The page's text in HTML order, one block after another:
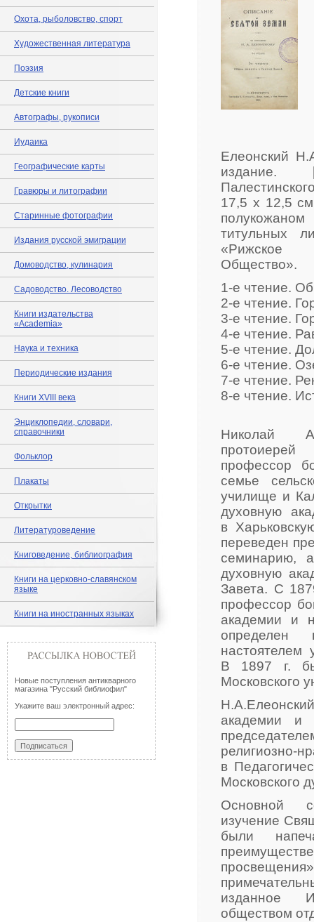
Охота, рыболовство, спорт
Художественная литература
Поэзия
Детские книги
Автографы, рукописи
Иудаика
Географические карты
Гравюры и литографии
Старинные фотографии
Издания русской эмиграции
Домоводство, кулинария
Садоводство. Лесоводство
Книги издательства
«Academia»
Наука и техника
Периодические издания
Книги XVIII века
Энциклопедии, словари,
справочники
Фольклор
Плакаты
Открытки
Литературоведение
Книговедение, библиография
Книги на церковно-славянском
языке
Книги на иностранных языках
Новые поступления антикварного
магазина "Русский библиофил"
Укажите ваш электронный адрес:
Елеонский
издание.
17,5 х 12,5
титульных
«Рижское
Общество».
1-е чтение.
2-е чтение.
3-е чтение.
4-е чтение.
5-е чтение.
6-е чтение.
7-е чтение.
8-е чтение.
Николай
протоиерей
профессор
семье
училище и
духовную
в
переведен
семинарию,
духовную
Завета. С
профессор
академии и
определен
настоятелем
В 1897 г.
Московского
академии и
в
Московского
Основной
изучение
были
изданное
обществом